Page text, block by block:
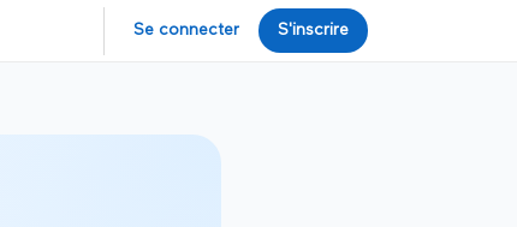
Se connecter S'inscrire